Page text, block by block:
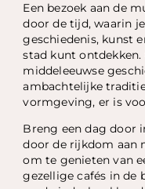
Een bezoek aan de
door de tijd, waarin
geschiedenis, kunst
stad kunt
middeleeuwse
ambachtelijke
vormgeving, er is
Breng een dag door
door de rijkdom aan
om te genieten van
gezellige cafés in de